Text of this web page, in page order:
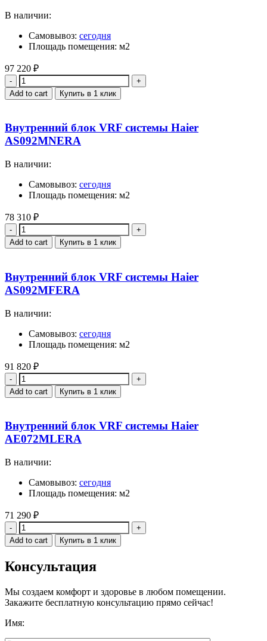
В наличии:
Самовывоз: сегодня
Площадь помещения: м2
97 220 ₽
Quantity
Add to cart Купить в 1 клик
Внутренний блок VRF системы Haier
AS092MNERA
В наличии:
Самовывоз: сегодня
Площадь помещения: м2
78 310 ₽
Quantity
Add to cart Купить в 1 клик
Внутренний блок VRF системы Haier
AS092MFERA
В наличии:
Самовывоз: сегодня
Площадь помещения: м2
91 820 ₽
Quantity
Add to cart Купить в 1 клик
Внутренний блок VRF системы Haier
AE072MLERA
В наличии:
Самовывоз: сегодня
Площадь помещения: м2
71 290 ₽
Quantity
Add to cart Купить в 1 клик
Консультация
Мы создаем комфорт и здоровье в любом помещении.
Закажите бесплатную консультацию прямо сейчас!
Имя: